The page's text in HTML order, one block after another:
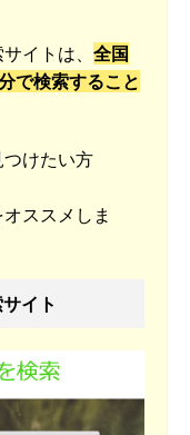
イトは、 全国
で検索すること
つけたい方
ススメしま
イト